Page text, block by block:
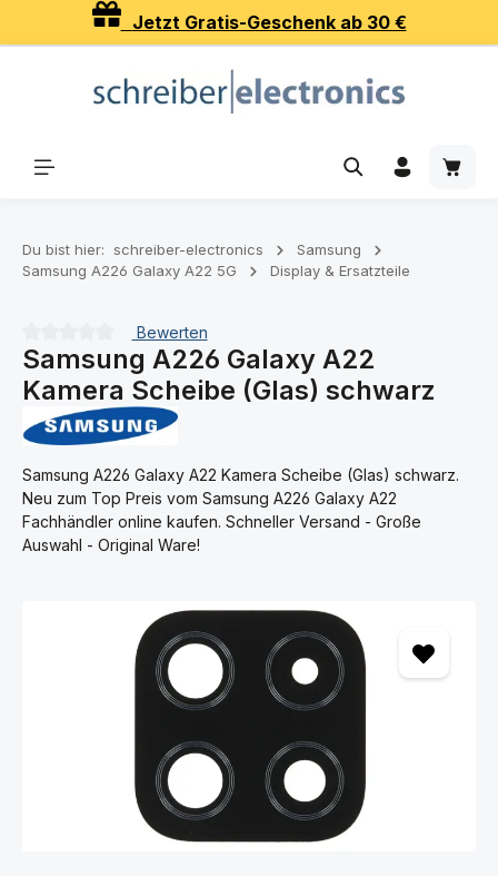
Zum Hauptinhalt springen
Jetzt Gratis-Geschenk ab 30 €
Du bist hier: schreiber-electronics
Samsung
Samsung A226 Galaxy A22 5G
Display & Ersatzteile
Durchschnittliche Bewertung von 0 von 5 Sternen
Bewerten
Samsung A226 Galaxy A22
Kamera Scheibe (Glas) schwarz
Samsung A226 Galaxy A22 Kamera Scheibe (Glas) schwarz.
Neu zum Top Preis vom Samsung A226 Galaxy A22
Fachhändler online kaufen. Schneller Versand - Große
Auswahl - Original Ware!
Bildergalerie überspringen